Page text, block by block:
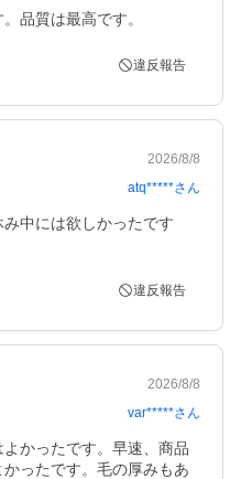
品質は最高です。
違反報告
2026/8/8
atq*****さん
中には欲しかったです
違反報告
2026/8/8
var*****さん
かったです。早速、商品
ったです。毛の厚みもあ